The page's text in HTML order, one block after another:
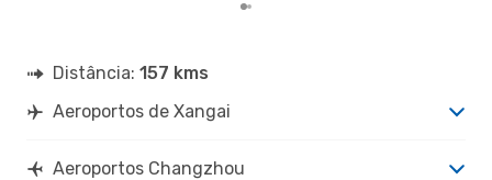
Distância: 157 kms
Aeroportos de Xangai
Aeroportos Changzhou